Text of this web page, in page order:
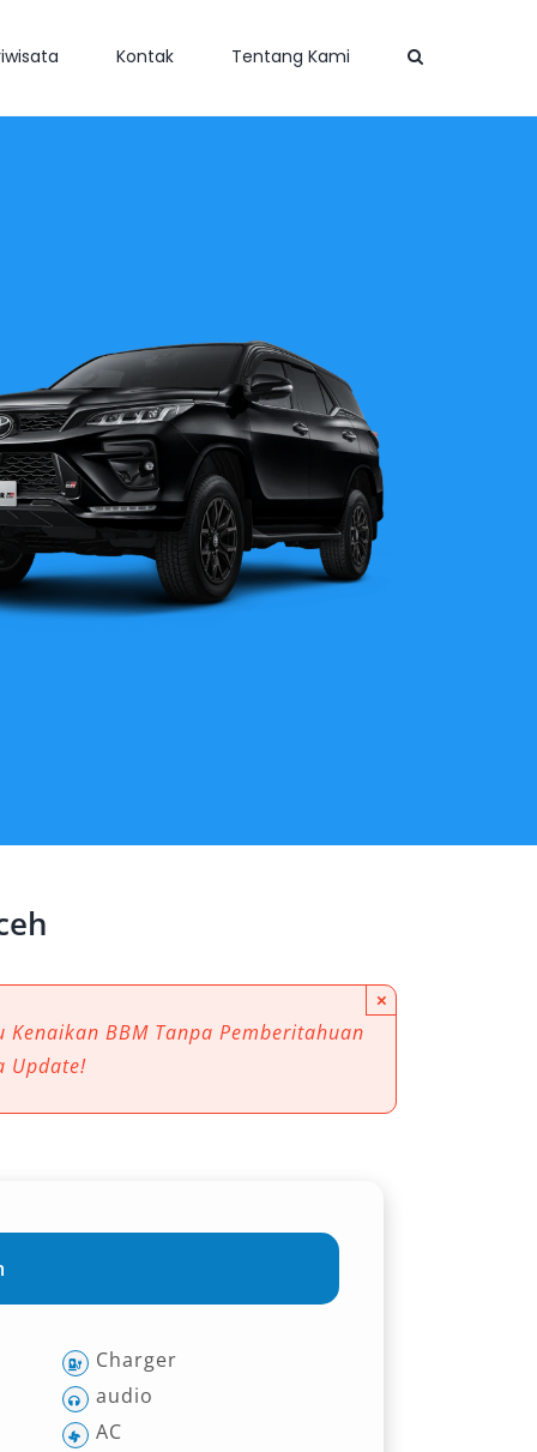
Kontak Tentang Kami
BBM Tanpa Pemberitahuan
Update!
×
Charger
audio
AC